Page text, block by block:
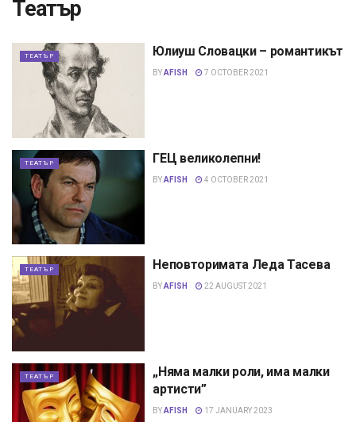
Театър
ТЕАТЪР Юлиуш Словацки – романтикът
BYAFISH 7 OCTOBER 2021
ТЕАТЪР ГЕЦ великолепни!
BYAFISH 4 OCTOBER 2021
ТЕАТЪР Неповторимата Леда Тасева
BYAFISH 22 AUGUST 2021
ТЕАТЪР
„Няма малки роли, има малки
артисти”
BYAFISH 17 JANUARY 2023